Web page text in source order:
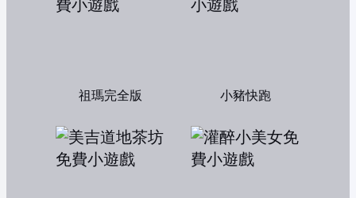
祖瑪完全版 小豬快跑